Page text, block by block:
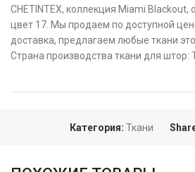
CHETINTEX, коллекция Miami
цвет 17. Мы продаем по доступной
доставка, предлагаем любые ткани
Страна производства ткани для штор:
Категория: Ткани